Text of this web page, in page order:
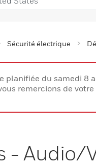
Sécurité électrique
du samedi 8
remercions de
- Audio/